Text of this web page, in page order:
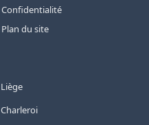
Confidentialité
Plan du site
Liège
Charleroi